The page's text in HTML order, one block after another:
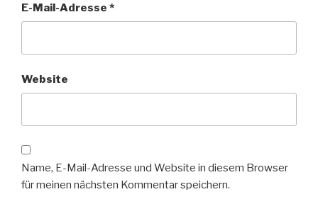
E-Mail-Adresse *
Website
Name, E-Mail-Adresse und Website in diesem Browser
für meinen nächsten Kommentar speichern.